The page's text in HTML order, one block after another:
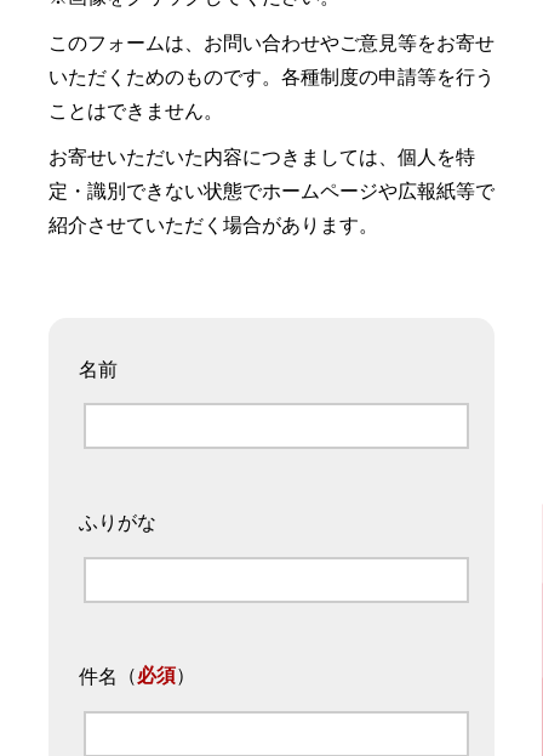
このフォームは、お問い合わせやご意見等をお寄せ
いただくためのものです。各種制度の申請等を行う
ことはできません。
お寄せいただいた内容につきましては、個人を特
定・識別できない状態でホームページや広報紙等で
紹介させていただく場合があります。
名前
ふりがな
件名 （必須）